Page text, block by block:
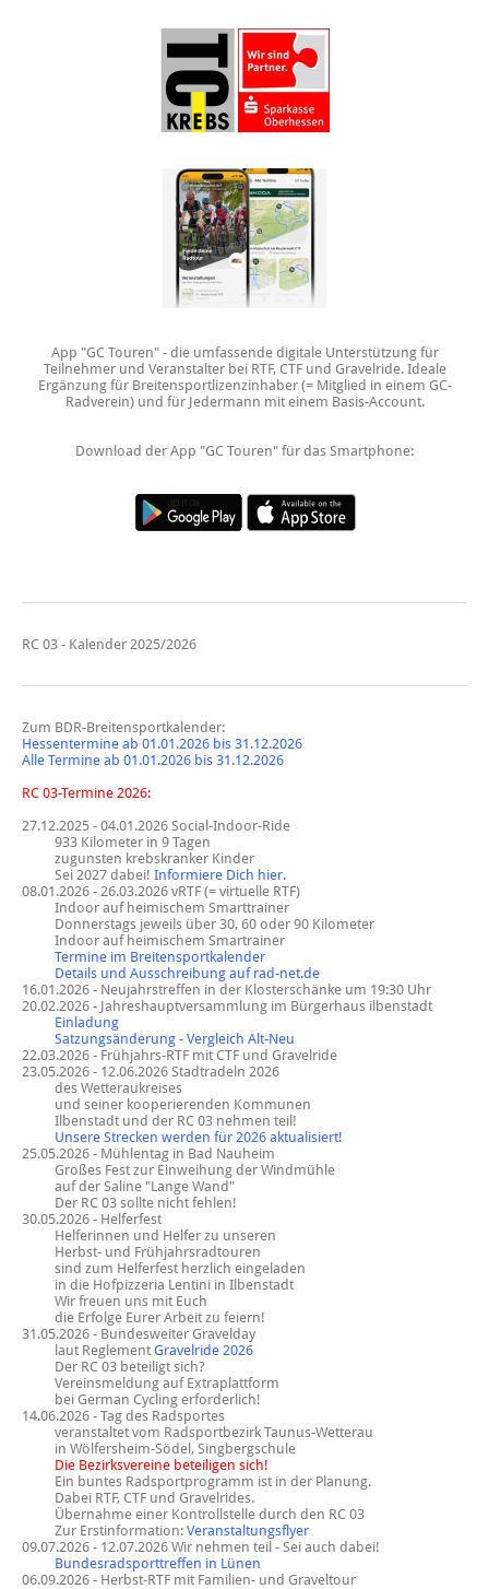
App "GC Touren" - die umfassende digitale Unterstützung für
Teilnehmer und Veranstalter bei RTF, CTF und Gravelride. Ideale
Ergänzung für Breitensportlizenzinhaber (= Mitglied in einem GC-
Radverein) und für Jedermann mit einem Basis-Account.
Download der App "GC Touren" für das Smartphone:
RC 03 - Kalender 2025/2026
Zum BDR-Breitensportkalender:
Hessentermine ab 01.01.2026 bis 31.12.2026
Alle Termine ab 01.01.2026 bis 31.12.2026
RC 03-Termine 2026:
27.12.2025 - 04.01.2026 Social-Indoor-Ride
933 Kilometer in 9 Tagen
zugunsten krebskranker Kinder
Sei 2027 dabei! Informiere Dich hier.
08.01.2026 - 26.03.2026 vRTF (= virtuelle RTF)
Indoor auf heimischem Smarttrainer
Donnerstags jeweils über 30, 60 oder 90 Kilometer
Indoor auf heimischem Smartrainer
Termine im Breitensportkalender
Details und Ausschreibung auf rad-net.de
16.01.2026 - Neujahrstreffen in der Klosterschänke um 19:30 Uhr
20.02.2026 - Jahreshauptversammlung im Bürgerhaus ilbenstadt
Einladung
Satzungsänderung - Vergleich Alt-Neu
22.03.2026 - Frühjahrs-RTF mit CTF und Gravelride
23.05.2026 - 12.06.2026 Stadtradeln 2026
des Wetteraukreises
und seiner kooperierenden Kommunen
Ilbenstadt und der RC 03 nehmen teil!
Unsere Strecken werden für 2026 aktualisiert!
25.05.2026 - Mühlentag in Bad Nauheim
Großes Fest zur Einweihung der Windmühle
auf der Saline "Lange Wand"
Der RC 03 sollte nicht fehlen!
30.05.2026 - Helferfest
Helferinnen und Helfer zu unseren
Herbst- und Frühjahrsradtouren
sind zum Helferfest herzlich eingeladen
in die Hofpizzeria Lentini in Ilbenstadt
Wir freuen uns mit Euch
die Erfolge Eurer Arbeit zu feiern!
31.05.2026 - Bundesweiter Gravelday
laut Reglement Gravelride 2026
Der RC 03 beteiligt sich?
Vereinsmeldung auf Extraplattform
bei German Cycling erforderlich!
14.06.2026 - Tag des Radsportes
veranstaltet vom Radsportbezirk Taunus-Wetterau
in Wölfersheim-Södel, Singbergschule
Die Bezirksvereine beteiligen sich!
Ein buntes Radsportprogramm ist in der Planung.
Dabei RTF, CTF und Gravelrides.
Übernahme einer Kontrollstelle durch den RC 03
Zur Erstinformation: Veranstaltungsflyer
09.07.2026 - 12.07.2026 Wir nehmen teil - Sei auch dabei!
Bundesradsporttreffen in Lünen
06.09.2026 - Herbst-RTF mit Familien- und Graveltour